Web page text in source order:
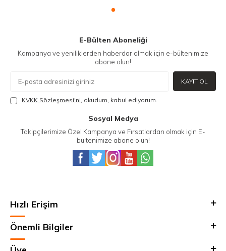
E-Bülten Aboneliği
Kampanya ve yeniliklerden haberdar olmak için e-bültenimize
abone olun!
KAYIT OL
KVKK Sözleşmesi'ni, okudum, kabul ediyorum.
Sosyal Medya
Takipçilerimize Özel Kampanya ve Fırsatlardan olmak için E-
bültenimize abone olun!
Hızlı Erişim
Önemli Bilgiler